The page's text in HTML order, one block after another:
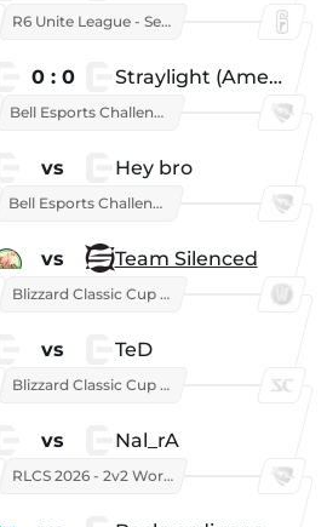
R6 Unite League - Season 1
0 : 0 Straylight (American team)
Bell Esports Challenge 2026
vs Hey bro
Bell Esports Challenge 2026
vs Team Silenced
Blizzard Classic Cup 2026
vs TeD
Blizzard Classic Cup 2026
vs Nal_rA
RLCS 2026 - 2v2 World Championship